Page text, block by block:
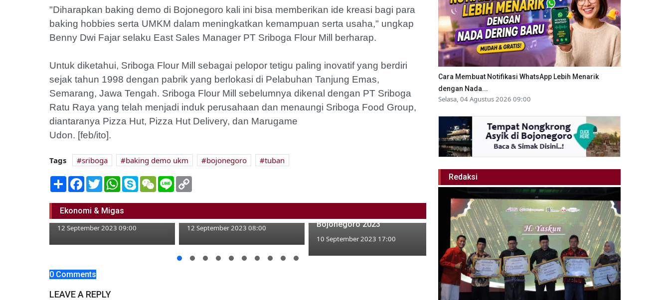
"Diharapkan baking demo di Bojonegoro kali ini bisa memberikan ide kreasi bagi para
baking hobbies serta UMKM dalam meningkatkan kemampuan serta usaha," ungkap
Benny Dwi Fajar selaku East Sales Manager PT Sriboga Flour Mill berharap.
Untuk diketahui, Sriboga Flour Mill sebagai pelopor tetigu paling inovatif yang berdiri
sejak tahun 1998 dengan pabrik yang berlokasi di Pelabuhan Tanjung Emas,
Semarang, Jawa Tengah. Sriboga Flour Mill sebelumnya dikenal dengan PT Sriboga
Ratu Raya yang telah menjadi induk perusahaan dan menaungi Sriboga Food Group,
diantaranya Pizza Hut, Pizza Hut Delivery, dan Marugame
Udon. [feb/ito].
Tags sriboga baking demo ukm bojonegoro
tuban
Share Facebook
TwitterWhatsApp
SkypeWeChatLine
Ekonomi & Migas
Pandai Besi Tak Harus Angkat
Palu, Kini Sudah Ada Alat
Modern
12 September 2023 09:00
Berdikari Menjadi Petani
12 September 2023 08:00
Bojonegoro 2023
10 September 2023 17:00
0 Comments
LEAVE A REPLY
Cara Membuat Notifikasi WhatsApp Lebih Menarik
dengan Nada...
Selasa, 04 Agustus 2026 09:00
Redaksi